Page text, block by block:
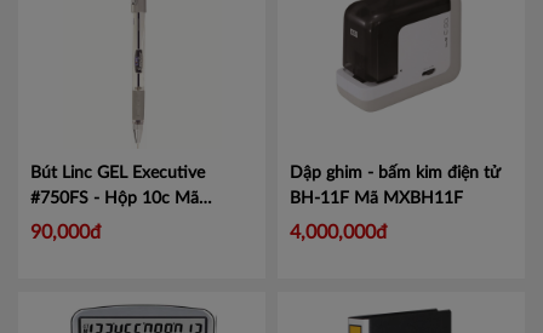
Bút Linc GEL Executive
#750FS - Hộp 10c Mã
LIN750
90,000đ
Dập ghim - bấm kim điện tử
BH-11F Mã MXBH11F
4,000,000đ